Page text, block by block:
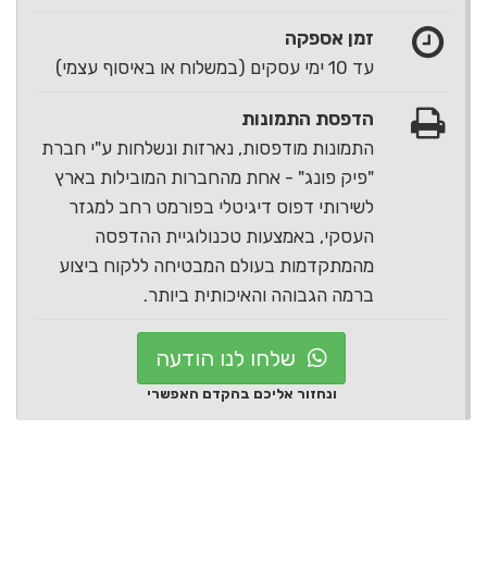
זמן אספקה
עד 10 ימי עסקים (במשלוח או באיסוף עצמי)
הדפסת התמונות
התמונות מודפסות, נארזות ונשלחות ע"י חברת
"פיק פונג" - אחת מהחברות המובילות בארץ
לשירותי דפוס דיגיטלי בפורמט רחב למגזר
העסקי, באמצעות טכנולוגיית ההדפסה
מהמתקדמות בעולם המבטיחה ללקוח ביצוע
ברמה הגבוהה והאיכותית ביותר.
שלחו לנו הודעה
ונחזור אליכם בהקדם האפשרי